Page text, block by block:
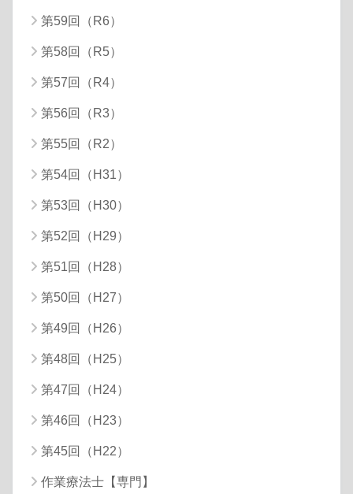
第59回（R6）
第58回（R5）
第57回（R4）
第56回（R3）
第55回（R2）
第54回（H31）
第53回（H30）
第52回（H29）
第51回（H28）
第50回（H27）
第49回（H26）
第48回（H25）
第47回（H24）
第46回（H23）
第45回（H22）
作業療法士【専門】